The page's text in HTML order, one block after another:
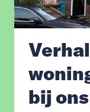
bij